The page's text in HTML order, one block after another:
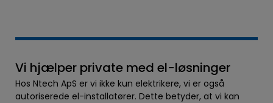
Vi hjælper private med el-løsninger
Hos Ntech ApS er vi ikke kun elektrikere, vi er også
autoriserede el-installatører. Dette betyder, at vi kan